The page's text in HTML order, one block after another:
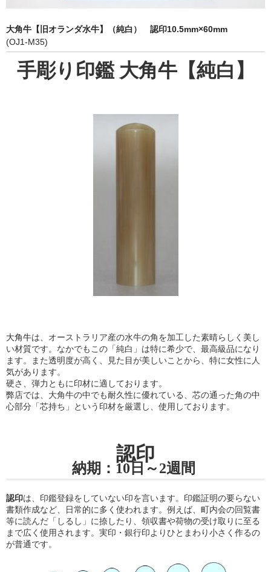
お客様の声
ご利用案内
大角牛【旧オランダ水牛】（純白） 認印10.5mm×60mm
(OJ1-M35)
手彫り印鑑 大角牛【純白】
大角牛は、オーストラリア産の水牛の角を加工した素晴らしく美し
い材質です。なかでもこの「純白」は特に希少で、最高級品になり
ます。また透明度が高く、見た目が美しいことから、特に女性に人
気があります。
硬さ、弾力ともに印材に適しております。
弊店では、大角牛の中でも耐久性に優れている、芯の通った角の中
心部分「芯持ち」という印材を厳選し、使用しております。
認印
納期：10日～2週間
認印は、印鑑登録をしていない印を言います。印鑑証明の要らない
書類作成など、日常的に多く使われます。例えば、町内会の回覧書
等に読んだ「しるし」に捺したり、領収書や荷物の受け取りに至る
まで広く使用されます。実印・銀行印よりひとまわり小さく作るの
が普通です。